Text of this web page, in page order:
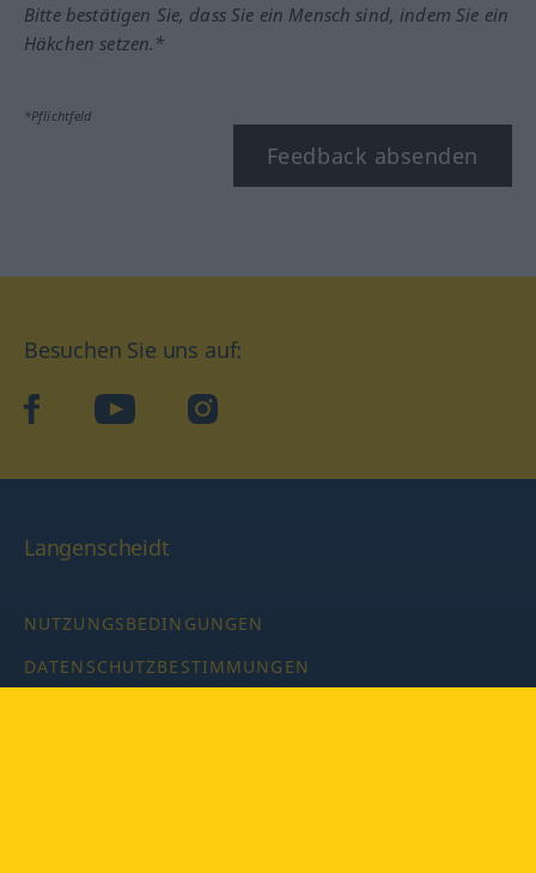
Bitte bestätigen Sie, dass Sie ein Mensch sind, indem Sie ein
Häkchen setzen.*
*Pflichtfeld
Feedback absenden
Besuchen Sie uns auf:
facebookYouTube Instagram
Langenscheidt
NUTZUNGSBEDINGUNGEN
DATENSCHUTZBESTIMMUNGEN